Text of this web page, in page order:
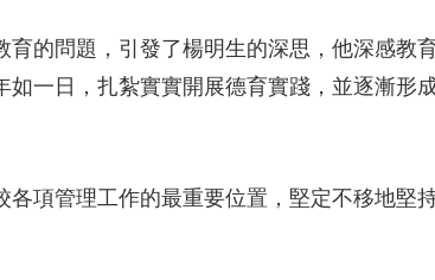
的問題，引發了楊明生的深思，他深感教
一日，扎紮實實開展德育實踐，並逐漸形
項管理工作的最重要位置，堅定不移地堅